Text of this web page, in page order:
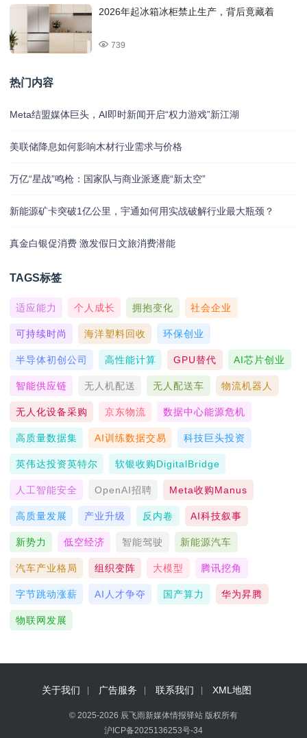
2026年起冰箱冰柜禁止生产，背后竟藏着
739
热门内容
Meta结盟媒体巨头，AI即时新闻开启“权力游戏”新江湖
美联储降息如何影响木材行业需求与价格
万亿“星战”鸣枪：国家队与商业派逐鹿“新太空”
新能源矿卡突破1亿公里，宇通如何用实战破解行业最大瓶颈？
真金白银促消费 激发假日文旅消费潜能
TAGS标签
适应能力 个人成长 拥抱变化 社会企业
可持续时尚 海洋塑料回收 环保创业
半导体初创公司 高性能计算 GPU替代 AI芯片创业
智能供应链 无人机配送 无人配送车 物流机器人
无人化设备采购 京东物流 数据中心能源危机
高质量数据集 AI训练数据交易 科技巨头投资
英伟达投资英特尔 软银收购DigitalBridge
人工智能安全 OpenAI招聘 Meta收购Manus
高质量发展 产业升级 反内卷 AI科技叙事
新势力 低空经济 智能驾驶 新能源汽车
汽车产业格局 组织变阵 大模型 腾讯挖角
字节跳动涨薪 AI人才争夺 国产算力 华为昇腾
物联网发展
关于我们 广告服务 联系我们 XML地图
© 2025-2026 辰飞雨新媒体情报驿站 版权所有
沪ICP备2025136253号-34